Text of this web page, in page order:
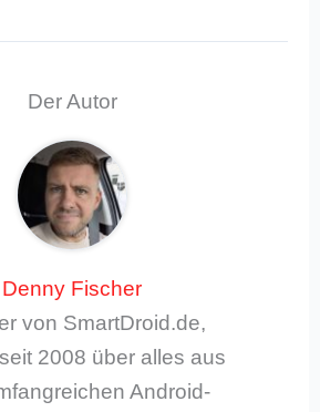
Der Autor
Denny Fischer
von SmartDroid.de,
2008 über alles aus
Android-